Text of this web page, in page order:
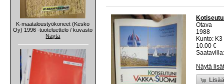
K-maataloustyökoneet (Kesko
Oy) 1996 -tuoteluettelo / kuvasto
Näytä
Otava
1988
Kunto:
10.00 €
Näytä